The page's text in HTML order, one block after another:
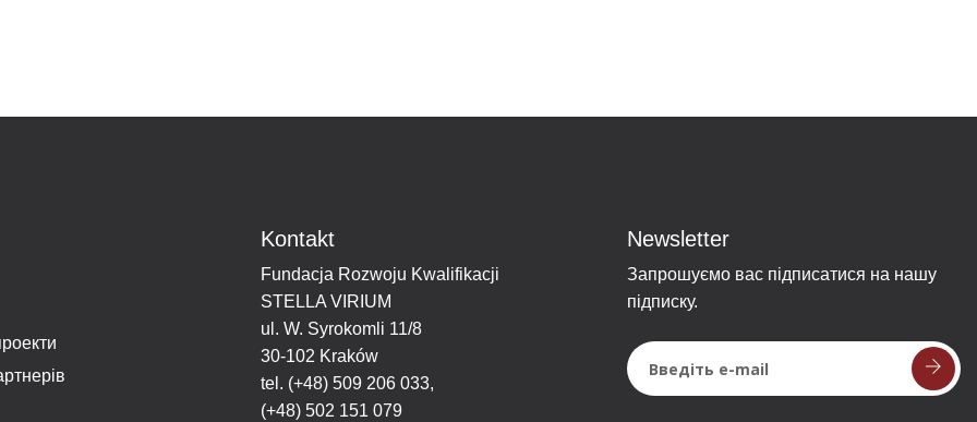
Kontakt
Fundacja Rozwoju Kwalifikacji
STELLA VIRIUM
ul. W. Syrokomli 11/8
30-102 Kraków
tel. (+48) 509 206 033,
(+48) 502 151 079
Newsletter
Запрошуємо вас підписатися на нашу
підписку.